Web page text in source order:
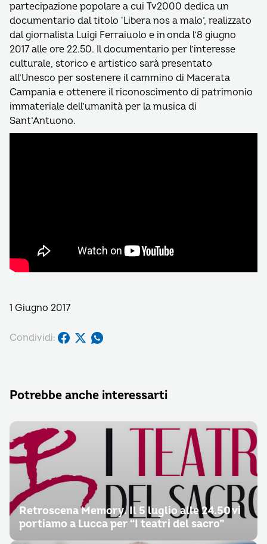
partecipazione popolare a cui Tv2000 dedica un
documentario dal titolo ‘Libera nos a malo’, realizzato
dal giornalista Luigi Ferraiuolo e in onda l’8 giugno
2017 alle ore 22.50. Il documentario per l’interesse
culturale, storico e artistico sarà presentato
all’Unesco per sostenere il cammino di Macerata
Campania e ottenere il riconoscimento di patrimonio
immateriale dell’umanità per la musica di
Sant’Antuono.
1 Giugno 2017
Condividi:
Potrebbe anche interessarti
Retroscena Memory. Il 5 luglio alle 24.50 vi
portiamo a Lucca per “I teatri del sacro”